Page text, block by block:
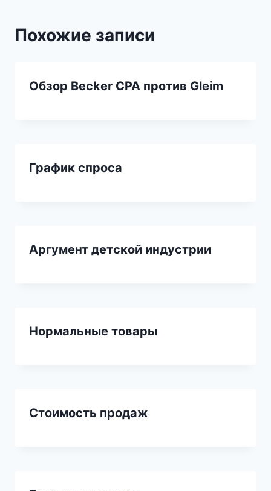
Похожие записи
Обзор Becker CPA против Gleim
График спроса
Аргумент детской индустрии
Нормальные товары
Стоимость продаж